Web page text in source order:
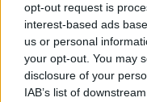
opt-out request is
interest-based ads
us or personal
your opt-out. You may
disclosure of your
IAB’s list of